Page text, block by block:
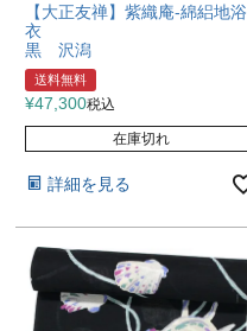
【大正友禅】紫織庵-綿絽地浴
衣
黒 沢潟
送料無料
¥47,300税込
在庫切れ
詳細を見る